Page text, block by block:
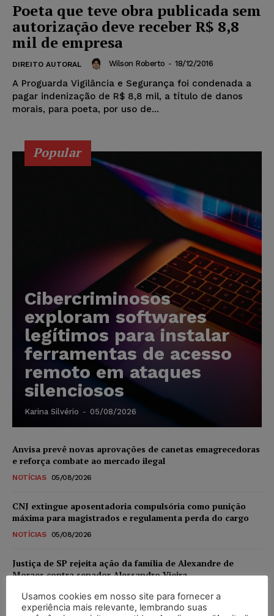
Poeta que teve obra publicada sem
autorização deve receber R$ 8,8
mil de empresa
DIREITO AUTORAL Wilson Roberto - 18/12/2016
A Proguarda Vigilância e Segurança foi condenada a
pagar indenização de R$ 8,8 mil, a título de danos
morais, para poeta, por uso de...
Popular
Cibercriminosos
exploram softwares
legítimos para instalar
ferramentas de acesso
remoto em ataques
silenciosos
Karina Silvério - 05/08/2026
Anvisa prevê novas aprovações de canetas emagrecedoras
e reforça combate ao mercado ilegal
NOTÍCIAS 05/08/2026
CNJ extingue aposentadoria compulsória como punição
máxima para magistrados e regulamenta perda do cargo
NOTÍCIAS 05/08/2026
Justiça de SP rejeita ação da família de Alexandre de
Moraes contra senador Alessandro Vieira
NOTÍCIAS 05/08/2026
Usamos cookies em nosso site para fornecer a
experiência mais relevante, lembrando suas